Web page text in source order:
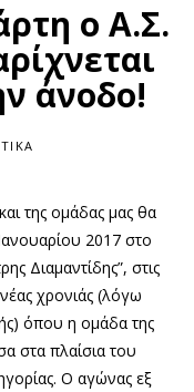
ο Α.Σ.
άνοδο!
της ομάδας μας θα
2017 στο
Διαμαντίδης”, στις
χρονιάς (λόγω
όπου η ομάδα της
στα πλαίσια του
Ο αγώνας εξ